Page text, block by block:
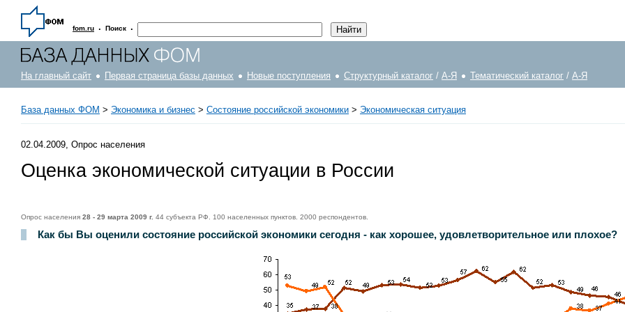
fom.ru · Поиск ·
На главный сайт Первая страница базы данных Новые поступления Структурный каталог / А-Я Тематический каталог / А-Я
База данных ФОМ > Экономика и бизнес > Состояние российской экономики > Экономическая ситуация
02.04.2009, Опрос населения
Оценка экономической ситуации в России
Опрос населения 28 - 29 марта 2009 г. 44 субъекта РФ. 100 населенных пунктов. 2000 респондентов.
Как бы Вы оценили состояние российской экономики сегодня - как хорошее, удовлетворительное или плохое?